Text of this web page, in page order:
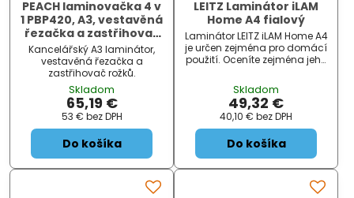
PEACH laminovačka 4 v
1 PBP420, A3, vestavěná
řezačka a zastřihovač
rožků,
Kancelářský A3 laminátor,
vestavěná řezačka a
zastřihovač rožků.
Skladom
65,19 €
53 € bez DPH
Do košíka
LEITZ Laminátor iLAM
Home A4 fialový
Laminátor LEITZ iLAM Home A4
je určen zejména pro domácí
použití. Oceníte zejména jeho
provedení fialové barvy.
Laminuje bez zasekávání,
snadno se nastavuje. Rychle
se zahřívá, je připraven do 3
minut. Laminátor má nízkou
spotř
Skladom
49,32 €
40,10 € bez DPH
Do košíka